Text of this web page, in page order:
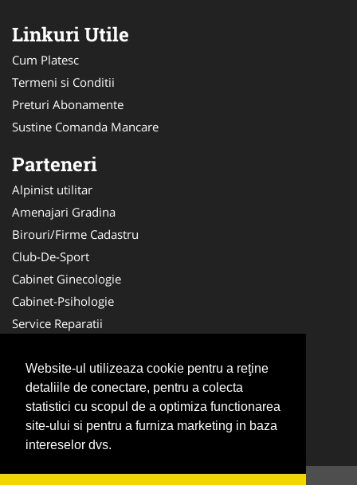
Website-ul utilizeaza cookie pentru a reţine
detaliile de conectare, pentru a colecta
statistici cu scopul de a optimiza functionarea
site-ului si pentru a furniza marketing in baza
intereselor dvs.
Linkuri Utile
Cum Platesc
Termeni si Conditii
Preturi Abonamente
Sustine Comanda Mancare
Parteneri
Alpinist utilitar
Amenajari Gradina
Birouri/Firme Cadastru
Club-De-Sport
Cabinet Ginecologie
Cabinet-Psihologie
Service Reparatii
Nuntas
Medici Familie
Acupunctura
Antichitati Galerie